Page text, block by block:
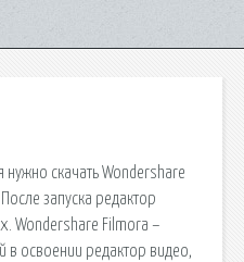
скачать Wondershare
запуска редактор
Wondershare Filmora –
в освоении редактор видео,